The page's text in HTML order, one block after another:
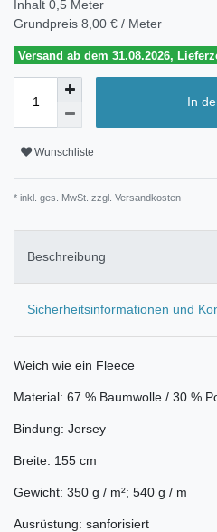
Inhalt 0,5 Meter
Grundpreis 8,00 € / Meter
Versand ab dem 31.08.2026,
In
Wunschliste
* inkl. ges. MwSt. zzgl. Versandkosten
Beschreibung
Sicherheitsinformationen und
Weich wie ein Fleece
Material: 67 % Baumwolle / 30 %
Bindung: Jersey
Breite: 155 cm
Gewicht: 350 g / m²; 540 g / m
Ausrüstung: sanforisiert